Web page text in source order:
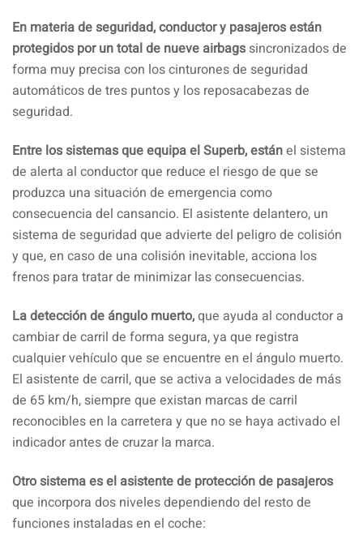
En materia de seguridad, conductor y pasajeros están
protegidos por un total de nueve airbags sincronizados de
forma muy precisa con los cinturones de seguridad
automáticos de tres puntos y los reposacabezas de
seguridad.
Entre los sistemas que equipa el Superb, estánel sistema
de alerta al conductor que reduce el riesgo de que se
produzca una situación de emergencia como
consecuencia del cansancio. El asistente delantero, un
sistema de seguridad que advierte del peligro de colisión
y que, en caso de una colisión inevitable, acciona los
frenos para tratar de minimizar las consecuencias.
La detección de ángulo muerto,que ayuda al conductor a
cambiar de carril de forma segura, ya que registra
cualquier vehículo que se encuentre en el ángulo muerto.
El asistente de carril, que se activa a velocidades de más
de 65 km/h, siempre que existan marcas de carril
reconocibles en la carretera y que no se haya activado el
indicador antes de cruzar la marca.
Otro sistema es el asistente de protección de pasajeros
que incorpora dos niveles dependiendo del resto de
funciones instaladas en el coche: